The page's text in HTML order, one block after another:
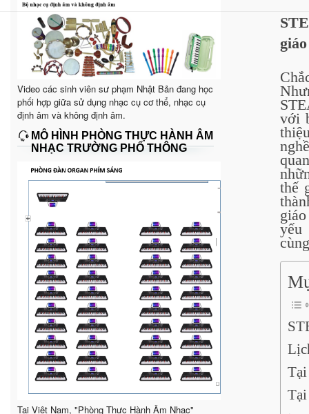
Video các sinh viên sư phạm Nhật Bản đang học
phối hợp giữa sử dụng nhạc cụ cơ thể, nhạc cụ
định âm và không định âm.
MÔ HÌNH PHÒNG THỰC HÀNH ÂM
NHẠC TRƯỜNG PHỔ THÔNG
Tại Việt Nam, "Phòng Thực Hành Âm Nhạc"
với
thế
yếu